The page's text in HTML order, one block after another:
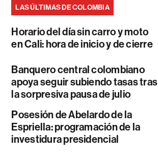
LAS ÚLTIMAS DE COLOMBIA
Horario del día sin carro y moto
en Cali: hora de inicio y de cierre
Banquero central colombiano
apoya seguir subiendo tasas tras
la sorpresiva pausa de julio
Posesión de Abelardo de la
Espriella: programación de la
investidura presidencial